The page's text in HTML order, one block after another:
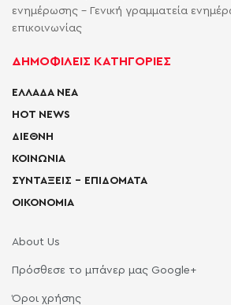
ενημέρωσης - Γενική γραμματεία
επικοινωνίας
ΔΗΜΟΦΙΛΕΙΣ ΚΑΤΗΓΟΡΙΕΣ
ΕΛΛΑΔΑ ΝΕΑ
HOT NEWS
ΔΙΕΘΝΗ
ΚΟΙΝΩΝΙΑ
ΣΥΝΤΑΞΕΙΣ – ΕΠΙΔΟΜΑΤΑ
ΟΙΚΟΝΟΜΙΑ
About Us
Πρόσθεσε το μπάνερ μας Google+
Όροι χρήσης